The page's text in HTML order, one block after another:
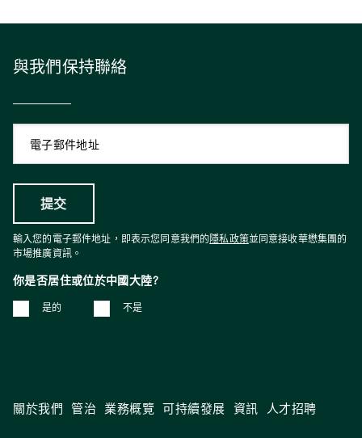
與我們保持聯絡
輸入您的電子郵件地址，即表示您同意我們的隱私政策並同意接收華懋集團的
市場推廣資訊。
你是否居住或位於中國大陸?
是的 不是
關於我們 管治 業務概覽 可持續發展 資訊 人才招聘